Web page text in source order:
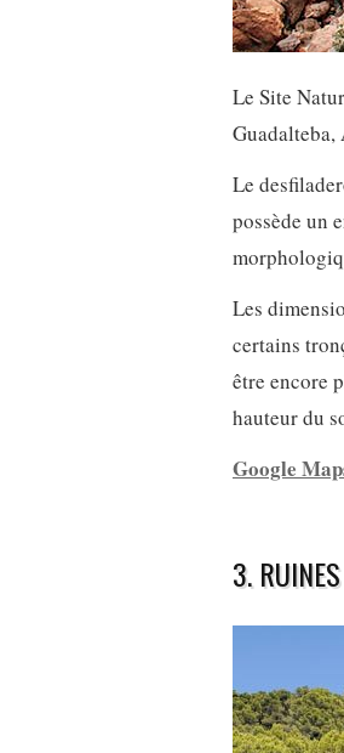
Le Site
Guadalteba,
Le
possède un
Les
certains
être encore
hauteur du
Google
3.